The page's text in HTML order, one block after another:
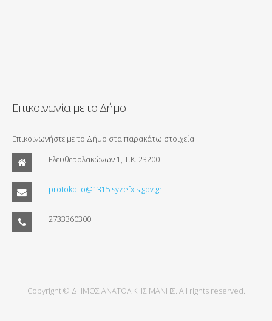
Επικοινωνία με το Δήμο
Επικοινωνήστε με το Δήμο στα παρακάτω στοιχεία
Ελευθερολακώνων 1, Τ.Κ. 23200
protokollo@1315.syzefxis.gov.gr.
2733360300
Copyright © ΔΗΜΟΣ ΑΝΑΤΟΛΙΚΗΣ ΜΑΝΗΣ. All rights reserved.